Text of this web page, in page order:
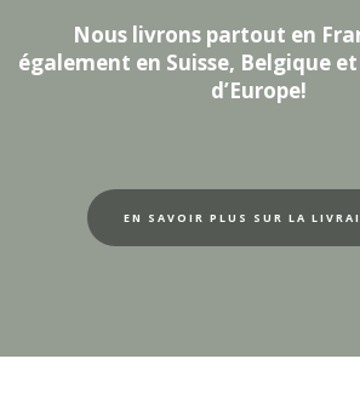
Nous livrons partout en
également en Suisse, Belgique
d’Europe!
EN SAVOIR PLUS SUR LA